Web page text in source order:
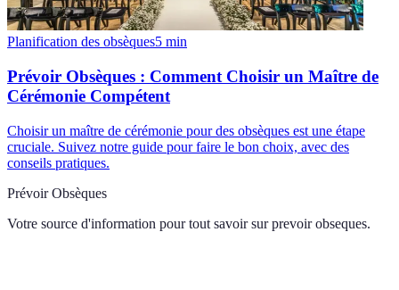
Planification des obsèques5 min
Prévoir Obsèques : Comment Choisir un Maître de
Cérémonie Compétent
Choisir un maître de cérémonie pour des obsèques est une étape
cruciale. Suivez notre guide pour faire le bon choix, avec des
conseils pratiques.
Prévoir Obsèques
Votre source d'information pour tout savoir sur prevoir obseques.